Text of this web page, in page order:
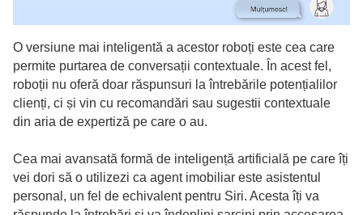
O versiune mai inteligentă a acestor roboți este cea care
permite purtarea de conversații contextuale. În acest fel,
roboții nu oferă doar răspunsuri la întrebările potențialilor
clienți, ci și vin cu recomandări sau sugestii contextuale
din aria de expertiză pe care o au.
Cea mai avansată formă de inteligență artificială pe care îți
vei dori să o utilizezi ca agent imobiliar este asistentul
personal, un fel de echivalent pentru Siri. Acesta îți va